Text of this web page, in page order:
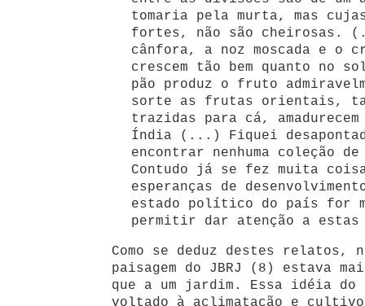
tomaria pela murta, mas
fortes, não são cheirosas.
cânfora, a noz moscada e o
crescem tão bem quanto no
pão produz o fruto
sorte as frutas orientais, tal
trazidas para cá,
Índia (...) Fiquei
encontrar nenhuma coleção
Contudo já se fez muita
esperanças de
estado político do país for
permitir dar atenção a estas
Como se deduz destes
paisagem do JBRJ (8) estava
que a um jardim. Essa idéia do
voltado à aclimatação e